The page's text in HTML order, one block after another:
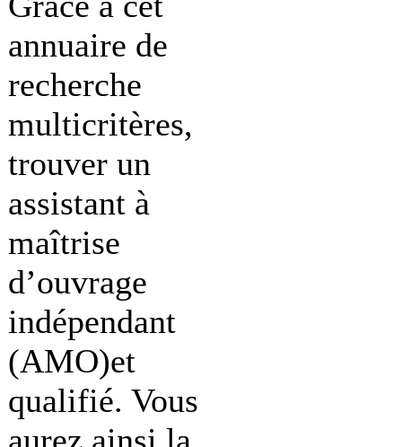
annuaire de
recherche
multicritères,
trouver un
assistant à
maîtrise
d’ouvrage
indépendant
(AMO)et
qualifié. Vous
aurez ainsi la